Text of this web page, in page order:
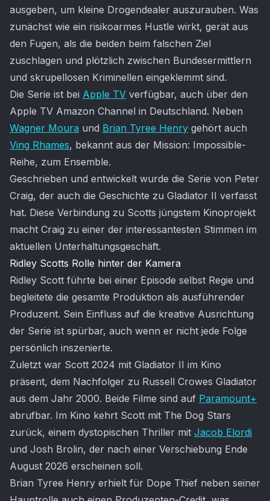
ausgeben, um kleine Drogendealer auszurauben. Was
zunächst wie ein risikoarmes Hustle wirkt, gerät aus
den Fugen, als die beiden beim falschen Ziel
zuschlagen und plötzlich zwischen Bundesermittlern
und skrupellosen Kriminellen eingeklemmt sind.
Die Serie ist bei Apple TV verfügbar, auch über den
Apple TV Amazon Channel in Deutschland. Neben
Wagner Moura und Brian Tyree Henry gehört auch
Ving Rhames, bekannt aus der Mission: Impossible-
Reihe, zum Ensemble.
Geschrieben und entwickelt wurde die Serie von Peter
Craig, der auch die Geschichte zu Gladiator II verfasst
hat. Diese Verbindung zu Scotts jüngstem Kinoprojekt
macht Craig zu einer der interessantesten Stimmen im
aktuellen Unterhaltungsgeschäft.
Ridley Scotts Rolle hinter der Kamera
Ridley Scott führte bei einer Episode selbst Regie und
begleitete die gesamte Produktion als ausführender
Produzent. Sein Einfluss auf die kreative Ausrichtung
der Serie ist spürbar, auch wenn er nicht jede Folge
persönlich inszenierte.
Zuletzt war Scott 2024 mit Gladiator II im Kino
präsent, dem Nachfolger zu Russell Crowes Gladiator
aus dem Jahr 2000. Beide Filme sind auf Paramount+
abrufbar. Im Kino kehrt Scott mit The Dog Stars
zurück, einem dystopischen Thriller mit Jacob Elordi
und Josh Brolin, der nach einer Verschiebung Ende
August 2026 erscheinen soll.
Brian Tyree Henry erhielt für Dope Thief neben seiner